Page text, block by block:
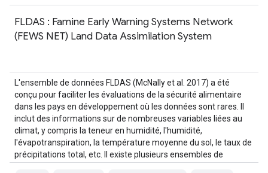
FLDAS : Famine Early Warning Systems Network
(FEWS NET) Land Data Assimilation System
L'ensemble de données FLDAS (McNally et al. 2017) a été
conçu pour faciliter les évaluations de la sécurité alimentaire
dans les pays en développement où les données sont rares. Il
inclut des informations sur de nombreuses variables liées au
climat, y compris la teneur en humidité, l'humidité,
l'évapotranspiration, la température moyenne du sol, le taux de
précipitations total, etc. Il existe plusieurs ensembles de